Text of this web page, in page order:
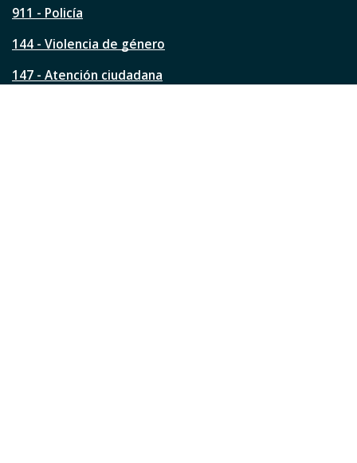
i
a
911 - Policía
144 - Violencia de género
147 - Atención ciudadana